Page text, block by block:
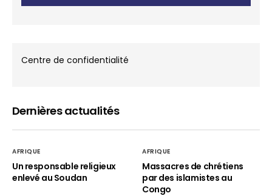
Centre de confidentialité
Dernières actualités
AFRIQUE
Un responsable religieux
enlevé au Soudan
AFRIQUE
Massacres de chrétiens
par des islamistes au
Congo